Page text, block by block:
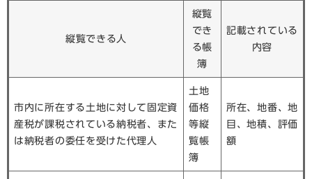
縦覧できる人
縦覧
でき
る帳
簿
記載されている
内容
市内に所在する土地に対して固定資
産税が課税されている納税者、また
は納税者の委任を受けた代理人
土地
価格
等縦
覧帳
簿
所在、地番、地
目、地積、評価
額